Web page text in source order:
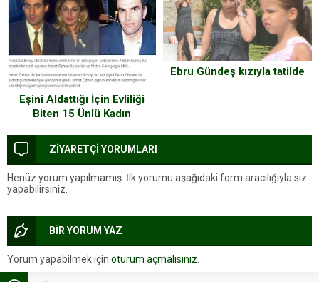
Eşini Aldattığı İçin Evliliği
Biten 15 Ünlü Kadın
Ebru Gündeş kızıyla tatilde
ZİYARETÇİ YORUMLARI
Henüz yorum yapılmamış. İlk yorumu aşağıdaki form aracılığıyla siz
yapabilirsiniz.
BİR YORUM YAZ
Yorum yapabilmek için oturum açmalısınız